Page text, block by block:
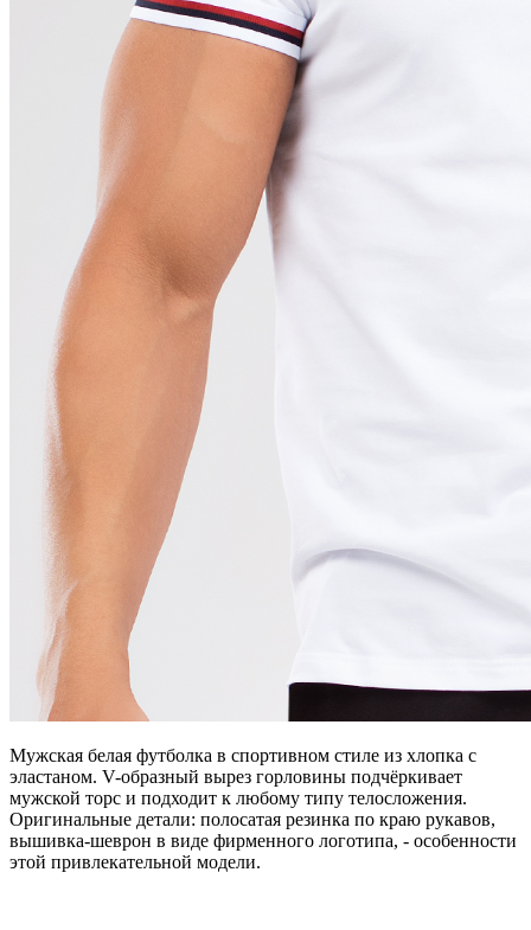
Мужская белая футболка в спортивном стиле из хлопка с
эластаном. V-образный вырез горловины подчёркивает
мужской торс и подходит к любому типу телосложения.
Оригинальные детали: полосатая резинка по краю рукавов,
вышивка-шеврон в виде фирменного логотипа, - особенности
этой привлекательной модели.